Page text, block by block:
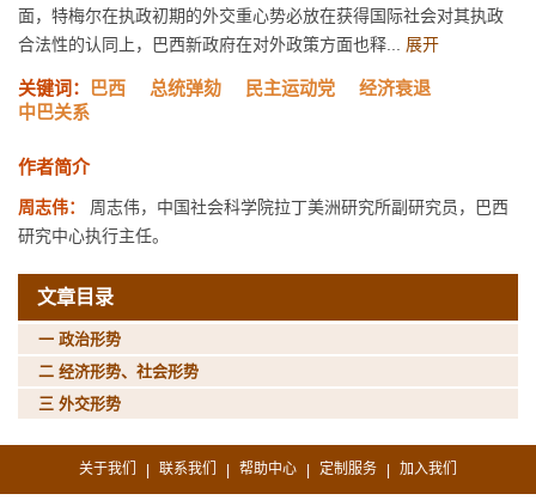
面，特梅尔在执政初期的外交重心势必放在获得国际社会对其执政
合法性的认同上，巴西新政府在对外政策方面也释... 展开
关键词： 巴西 总统弹劾 民主运动党
经济衰退
中巴关系
作者简介
周志伟：
周志伟，中国社会科学院拉丁美洲研究所副研究员，巴西
研究中心执行主任。
文章目录
一 政治形势
二 经济形势、社会形势
三 外交形势
关于我们 | 联系我们 | 帮助中心 | 定制服务 | 加入我们